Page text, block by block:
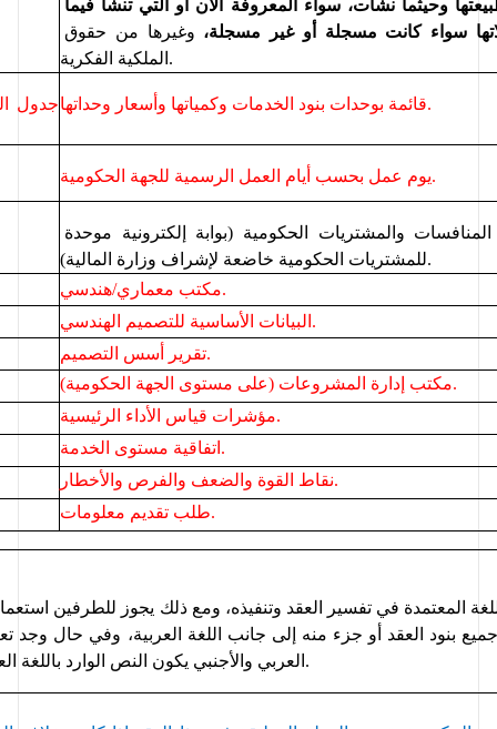
سواء كانت مسجلة أو غير مسجلة،
الملكية الفكرية.
جدول قائمة بوحدات بنود الخدمات وكمياتها وأسعار وحداتها.
يوم عمل بحسب أيام العمل الرسمية للجهة الحكومية.
للمشتريات الحكومية خاضعة لإشراف وزارة المالية).
مكتب معماري/هندسي.
البيانات الأساسية للتصميم الهندسي.
تقرير أسس التصميم.
مكتب إدارة المشروعات (على مستوى الجهة الحكومية).
مؤشرات قياس الأداء الرئيسية.
اتفاقية مستوى الخدمة.
نقاط القوة والضعف والفرص والأخطار.
طلب تقديم معلومات.
العربي والأجنبي يكون النص الوارد باللغة .